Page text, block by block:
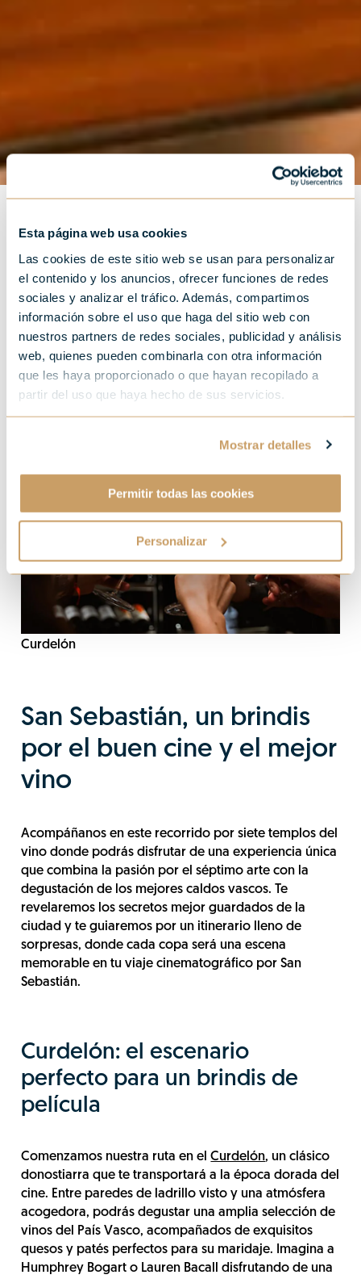
Esta página web usa cookies
Las cookies de este sitio web se usan para personalizar
el contenido y los anuncios, ofrecer funciones de redes
sociales y analizar el tráfico. Además, compartimos
información sobre el uso que haga del sitio web con
nuestros partners de redes sociales, publicidad y análisis
web, quienes pueden combinarla con otra información
que les haya proporcionado o que hayan recopilado a
partir del uso que haya hecho de sus servicios.
Mostrar detalles
Permitir todas las cookies
Personalizar
Descubre San Sebastián a
través de sus mejores
bares de vinos
Curdelón
San Sebastián, un brindis
por el buen cine y el mejor
vino
Acompáñanos en este recorrido por siete templos del
vino donde podrás disfrutar de una experiencia única
que combina la pasión por el séptimo arte con la
degustación de los mejores caldos vascos. Te
revelaremos los secretos mejor guardados de la
ciudad y te guiaremos por un itinerario lleno de
sorpresas, donde cada copa será una escena
memorable en tu viaje cinematográfico por San
Sebastián.
Curdelón: el escenario
perfecto para un brindis de
película
Comenzamos nuestra ruta en elCurdelón, un clásico
donostiarra que te transportará a la época dorada del
cine. Entre paredes de ladrillo visto y una atmósfera
acogedora, podrás degustar una amplia selección de
vinos del País Vasco, acompañados de exquisitos
quesos y patés perfectos para su maridaje. Imagina a
Humphrey Bogart o Lauren Bacall disfrutando de una